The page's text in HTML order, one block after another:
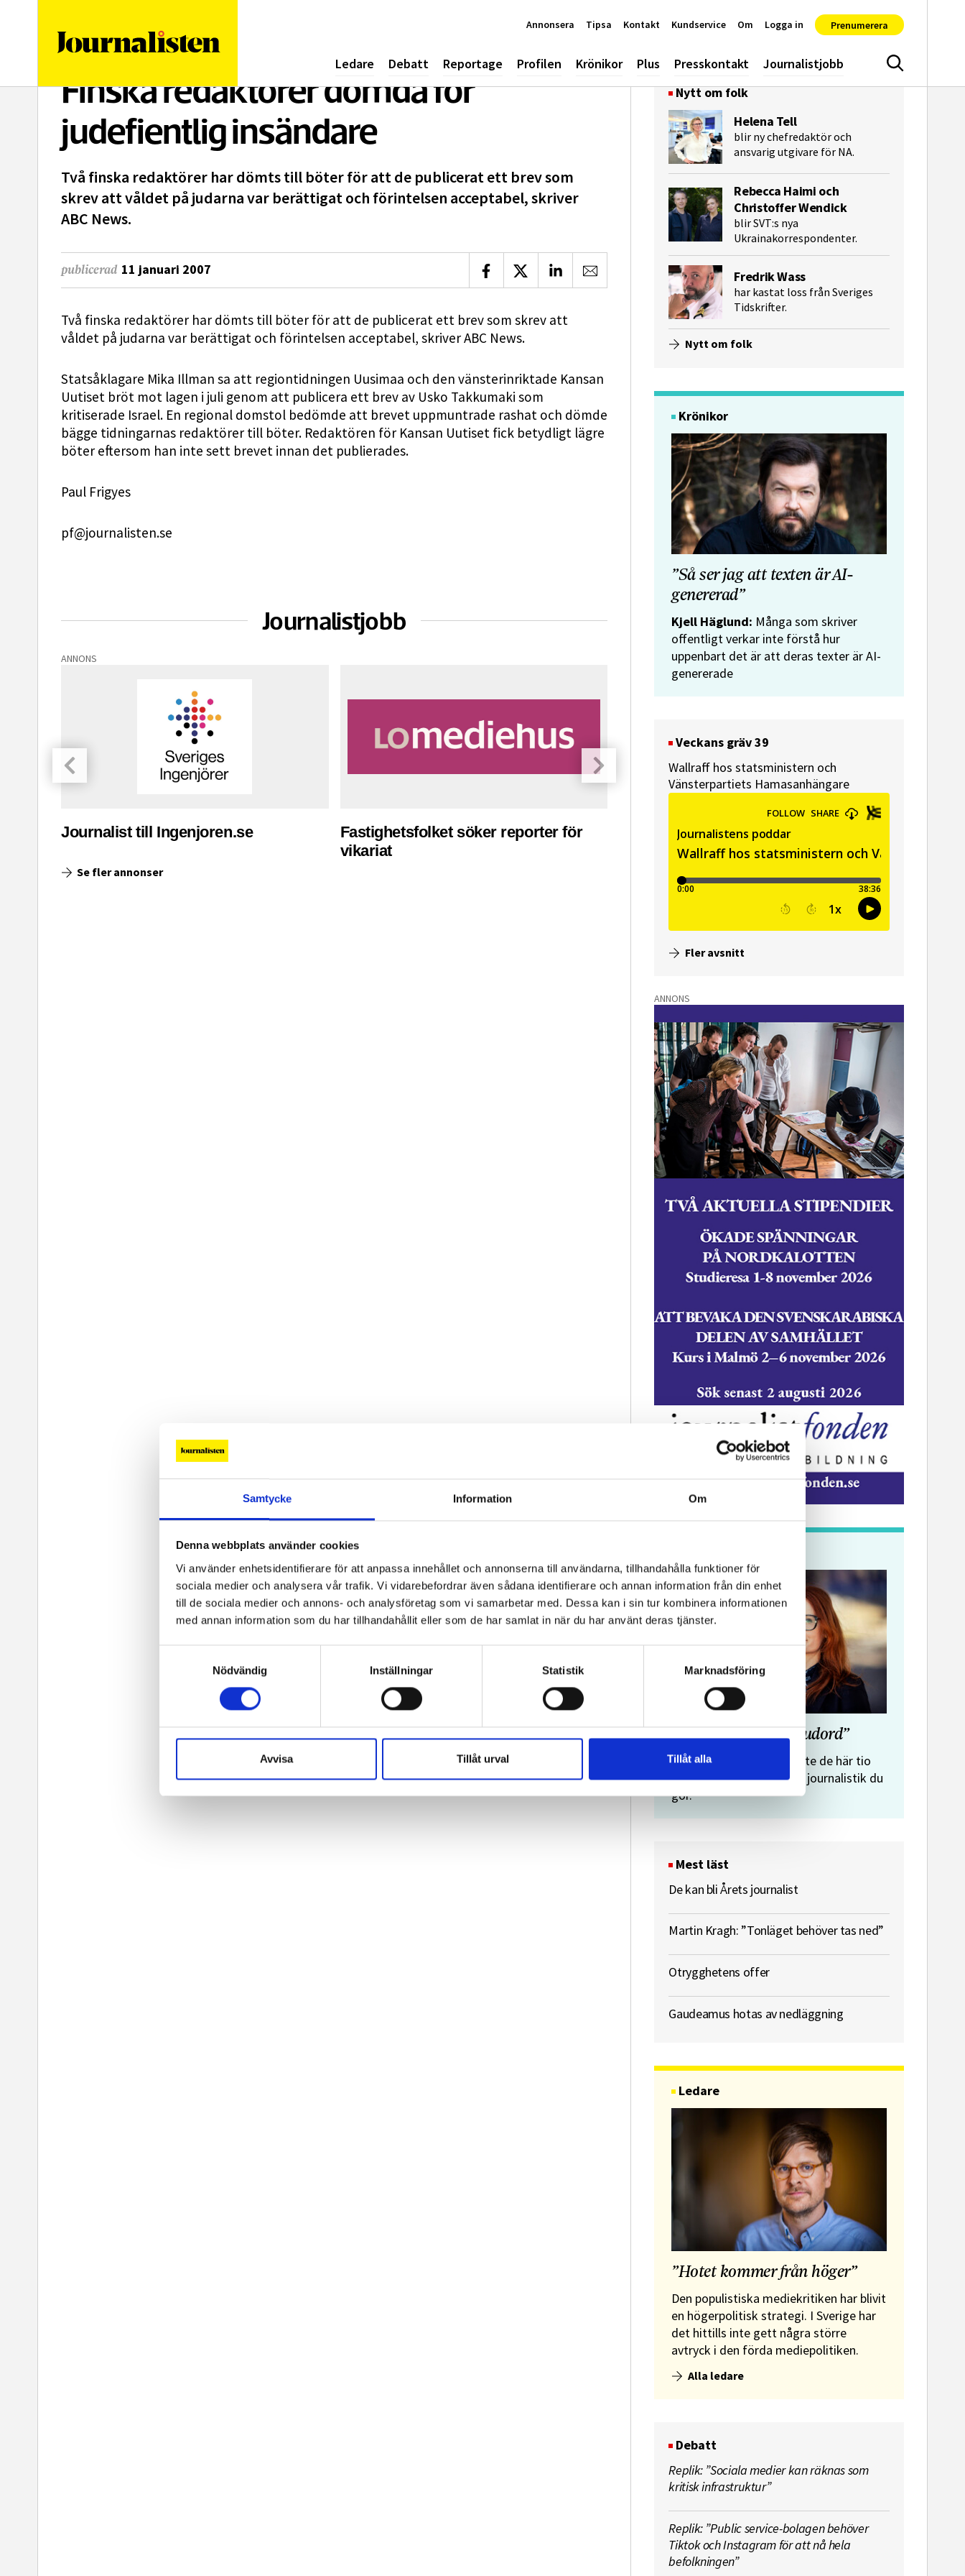
Samtycke Information Om
Denna webbplats använder cookies
Vi använder enhetsidentifierare för att anpassa innehållet och annonserna till användarna, tillhandahålla funktioner för
sociala medier och analysera vår trafik. Vi vidarebefordrar även sådana identifierare och annan information från din enhet
till de sociala medier och annons- och analysföretag som vi samarbetar med. Dessa kan i sin tur kombinera informationen
med annan information som du har tillhandahållit eller som de har samlat in när du har använt deras tjänster.
Nödvändig
Inställningar Statistik Marknadsföring
Avvisa Tillåt urval Tillåt alla
Ledare Debatt Reportage Profilen Krönikor Plus Presskontakt Journalistjobb Sök
Annonsera Tipsa Kontakt Kundservice Om Logga in Prenumerera
Finska redaktörer dömda för
judefientlig insändare
Två finska redaktörer har dömts till böter för att de publicerat ett brev som
skrev att våldet på judarna var berättigat och förintelsen acceptabel, skriver
ABC News.
publicerad 11 januari 2007 Dela på Facebook
Dela på XDela på LinkedIn
Dela via e-post
Två finska redaktörer har dömts till böter för att de publicerat ett brev som skrev att
våldet på judarna var berättigat och förintelsen acceptabel, skriver ABC News.
Statsåklagare Mika Illman sa att regiontidningen Uusimaa och den vänsterinriktade Kansan
Uutiset bröt mot lagen i juli genom att publicera ett brev av Usko Takkumaki som
kritiserade Israel. En regional domstol bedömde att brevet uppmuntrade rashat och dömde
bägge tidningarnas redaktörer till böter. Redaktören för Kansan Uutiset fick betydligt lägre
böter eftersom han inte sett brevet innan det publierades.
Paul Frigyes
pf@journalisten.se
Journalistjobb
ANNONS
Journalist till Ingenjoren.se
Fastighetsfolket söker reporter för
vikariat
Pressekreterare till Sidas
kommunikationsenhet
Se fler annonser
Nytt om folk
Helena Tell
blir ny chefredaktör och
ansvarig utgivare för NA.
Rebecca Haimi och
Christoffer Wendick
blir SVT:s nya
Ukrainakorrespondenter.
Fredrik Wass
har kastat loss från Sveriges
Tidskrifter.
Nytt om folk
Krönikor
”Så ser jag att texten är AI-
genererad”
Kjell Häglund: Många som skriver
offentligt verkar inte förstå hur
uppenbart det är att deras texter är AI-
genererade
Veckans gräv 39
Wallraff hos statsministern och
Vänsterpartiets Hamasanhängare
Fler avsnitt
ANNONS
”Journalistens tio budord”
Malin Crona:
Följer du inte de här tio
budorden? Då är det inte journalistik du
gör.
Mest läst
De kan bli Årets journalist
Martin Kragh: ”Tonläget behöver tas ned”
Otrygghetens offer
Gaudeamus hotas av nedläggning
Ledare
”Hotet kommer från höger”
Den populistiska mediekritiken har blivit
en högerpolitisk strategi. I Sverige har
det hittills inte gett några större
avtryck i den förda mediepolitiken.
Alla ledare
Debatt
Replik: ”Sociala medier kan räknas som
kritisk infrastruktur”
Replik: ”Public service-bolagen behöver
Tiktok och Instagram för att nå hela
befolkningen”